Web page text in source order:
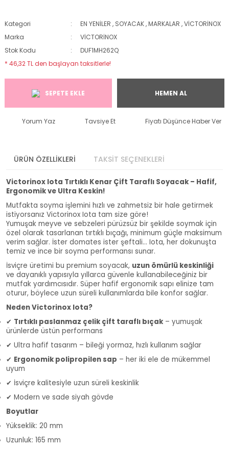
Kategori EN YENİLER , SOYACAK,MARKALAR ,VİCTORİNOX
Marka
VİCTORİNOX
Stok Kodu
DUF1MH262Q
* 46,32 TL den başlayan taksitlerle!
SEPETE EKLE HEMEN AL
Yorum Yaz Tavsiye Et Fiyatı Düşünce Haber Ver
ÜRÜN ÖZELLİKLERİ TAKSİT SEÇENEKLERİ
Victorinox Iota Tırtıklı Kenar Çift Taraflı Soyacak – Hafif,
Ergonomik ve Ultra Keskin!
Mutfakta soyma işlemini hızlı ve zahmetsiz bir hale getirmek
istiyorsanız Victorinox Iota tam size göre!
Yumuşak meyve ve sebzeleri pürüzsüz bir şekilde soymak için
özel olarak tasarlanan tırtıklı bıçağı, minimum güçle maksimum
verim sağlar. İster domates ister şeftali… Iota, her dokunuşta
temiz ve ince bir soyma performansı sunar.
İsviçre üretimi bu premium soyacak, uzun ömürlü keskinliği
ve dayanıklı yapısıyla yıllarca güvenle kullanabileceğiniz bir
mutfak yardımcısıdır. Süper hafif ergonomik sapı elinize tam
oturur, böylece uzun süreli kullanımlarda bile konfor sağlar.
Neden Victorinox Iota?
✔ Tırtıklı paslanmaz çelik çift taraflı bıçak – yumuşak
ürünlerde üstün performans
✔ Ultra hafif tasarım – bileği yormaz, hızlı kullanım sağlar
✔ Ergonomik polipropilen sap – her iki ele de mükemmel
uyum
✔ İsviçre kalitesiyle uzun süreli keskinlik
✔ Modern ve sade siyah gövde
Boyutlar
Yükseklik: 20 mm
Uzunluk: 165 mm